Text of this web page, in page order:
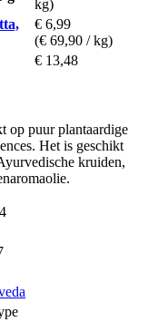
kg)
€ 6,99
(€ 69,90 / kg)
€ 13,48
op puur plantaardige
Het is geschikt
kruiden,